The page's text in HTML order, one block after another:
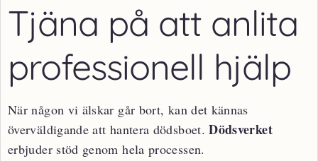
Tjäna på att anlita
professionell hjälp
När någon vi älskar går bort, kan det kännas
överväldigande att hantera dödsboet.Dödsverket
erbjuder stöd genom hela processen.